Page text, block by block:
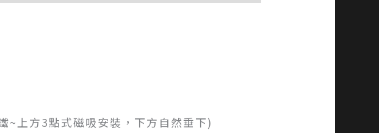
上方3點式磁吸安裝，下方自然垂下)